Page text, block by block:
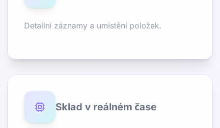
Detailní záznamy a umístění položek.
Sklad v reálném čase